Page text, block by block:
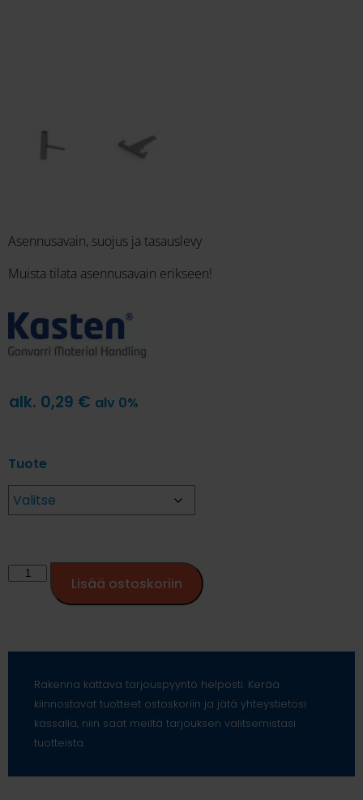
Asennusavain, suojus ja tasauslevy
Muista tilata asennusavain erikseen!
alk. 0,29 € alv 0%
Tuote
Lisää ostoskoriin
Rakenna kattava tarjouspyyntö helposti. Kerää
kiinnostavat tuotteet ostoskoriin ja jätä yhteystietosi
kassalla, niin saat meiltä tarjouksen valitsemistasi
tuotteista.